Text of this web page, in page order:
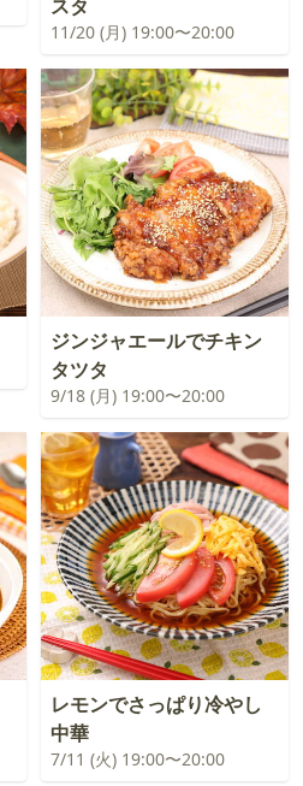
スタ
11/20 (月) 19:00〜20:00
ジンジャエールでチキン
タツタ
9/18 (月) 19:00〜20:00
レモンでさっぱり冷やし
中華
7/11 (火) 19:00〜20:00